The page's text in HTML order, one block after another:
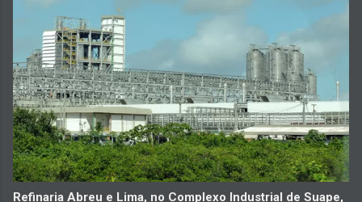
Refinaria Abreu e Lima, no Complexo Industrial de Suape,